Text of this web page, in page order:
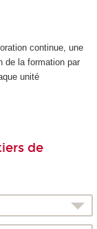
continue, une
de la formation par
unité
de